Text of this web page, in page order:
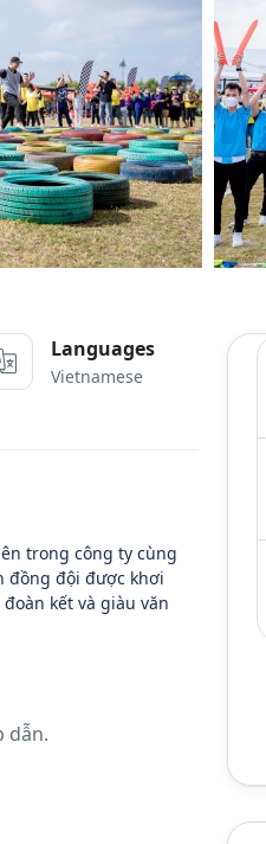
Languages
Vietnamese
trong công ty cùng
đồng đội được khơi
kết và giàu văn
dẫn.